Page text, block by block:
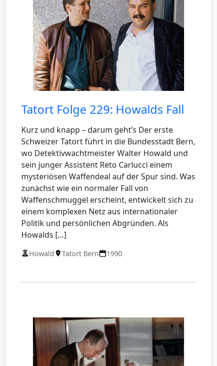
Tatort Folge 229: Howalds Fall
Kurz und knapp – darum geht’s Der erste
Schweizer Tatort führt in die Bundesstadt Bern,
wo Detektivwachtmeister Walter Howald und
sein junger Assistent Reto Carlucci einem
mysteriösen Waffendeal auf der Spur sind. Was
zunächst wie ein normaler Fall von
Waffenschmuggel erscheint, entwickelt sich zu
einem komplexen Netz aus internationaler
Politik und persönlichen Abgründen. Als
Howalds […]
Howald Tatort Bern 1990